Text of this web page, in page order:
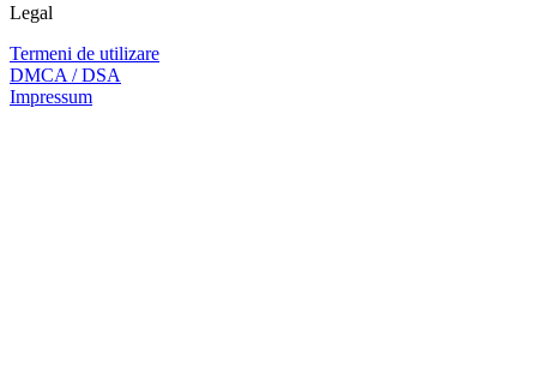
Legal
Termeni de utilizare
DMCA / DSA
Impressum